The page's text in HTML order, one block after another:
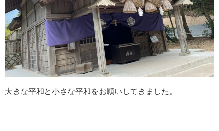
大きな平和と小さな平和をお願いしてきました。